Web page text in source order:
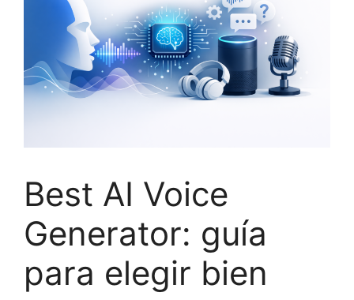
Best AI Voice
Generator: guía
para elegir bien